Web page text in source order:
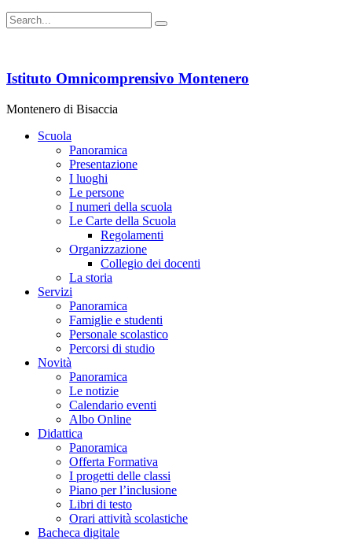
Istituto Omnicomprensivo Montenero
Montenero di Bisaccia
Scuola
Panoramica
Presentazione
I luoghi
Le persone
I numeri della scuola
Le Carte della Scuola
Regolamenti
Organizzazione
Collegio dei docenti
La storia
Servizi
Panoramica
Famiglie e studenti
Personale scolastico
Percorsi di studio
Novità
Panoramica
Le notizie
Calendario eventi
Albo Online
Didattica
Panoramica
Offerta Formativa
I progetti delle classi
Piano per l’inclusione
Libri di testo
Orari attività scolastiche
Bacheca digitale